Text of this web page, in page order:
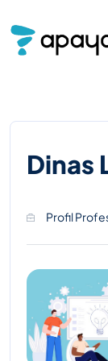
Dinas
Profil